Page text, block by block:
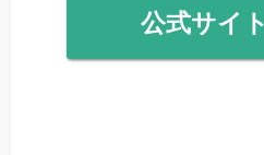
公式サイ